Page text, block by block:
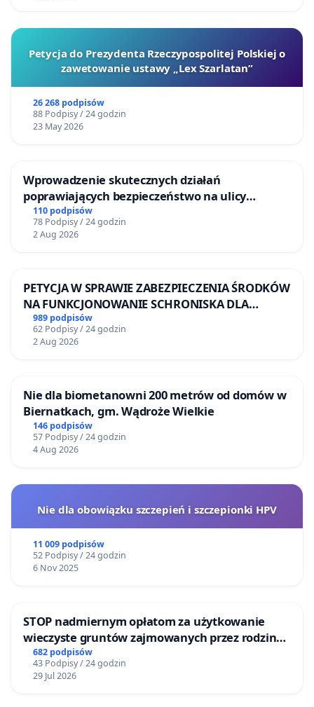
Petycja do Prezydenta Rzeczypospolitej Polskiej o
zawetowanie ustawy „Lex Szarlatan”
26 268 podpisów
88 Podpisy / 24 godzin
23 May 2026
Wprowadzenie skutecznych działań
poprawiających bezpieczeństwo na ulicy
Żeromskiego w Otwocku
110 podpisów
78 Podpisy / 24 godzin
2 Aug 2026
PETYCJA W SPRAWIE ZABEZPIECZENIA ŚRODKÓW
NA FUNKCJONOWANIE SCHRONISKA DLA
BEZDOMNYCH ZWIERZĄT W SKARYSZEWIE
989 podpisów
62 Podpisy / 24 godzin
2 Aug 2026
Nie dla biometanowni 200 metrów od domów w
Biernatkach, gm. Wądroże Wielkie
146 podpisów
57 Podpisy / 24 godzin
4 Aug 2026
Nie dla obowiązku szczepień i szczepionki HPV
11 009 podpisów
52 Podpisy / 24 godzin
6 Nov 2025
STOP nadmiernym opłatom za użytkowanie
wieczyste gruntów zajmowanych przez rodzinne
ogrody działkowe.
682 podpisów
43 Podpisy / 24 godzin
29 Jul 2026